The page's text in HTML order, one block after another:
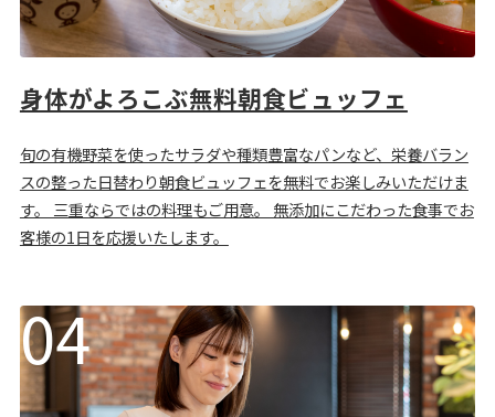
身体がよろこぶ無料朝食ビュッフェ
旬の有機野菜を使ったサラダや種類豊富なパンなど、栄養バラン
スの整った日替わり朝食ビュッフェを無料でお楽しみいただけま
す。 三重ならではの料理もご用意。 無添加にこだわった食事でお
客様の1日を応援いたします。